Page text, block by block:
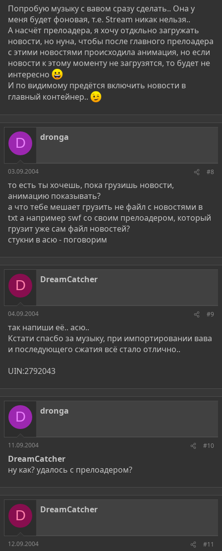
Попробую музыку с вавом сразу сделать.. Она у
меня будет фоновая, т.е. Stream никак нельзя..
А насчёт прелоадера, я хочу отдкльно загружать
новости, но нуна, чтобы после главного прелоадера
с этими новостями происходила анимация, но если
новости к этому моменту не загрузятся, то будет не
интересно
И по видимому предётся включить новости в
главный контейнер..
D dronga
03.09.2004 #8
то есть ты хочешь, пока грузишь новости,
анимацию показывать?
а что тебе мешает грузить не файл с новостями в
txt а например swf со своим прелоадером, который
грузит уже сам файл новостей?
стукни в асю - поговорим
D DreamCatcher
04.09.2004 #9
так напиши её.. асю..
Кстати спасбо за музыку, при импортировании вава
и последующего сжатия всё стало отлично..
UIN:2792043
D dronga
11.09.2004 #10
DreamCatcher
ну как? удалось с прелоадером?
D DreamCatcher
12.09.2004 #11